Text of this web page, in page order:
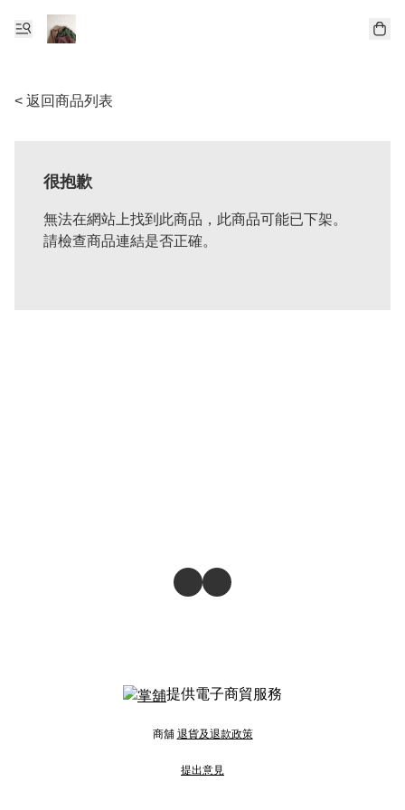
< 返回商品列表
很抱歉
無法在網站上找到此商品，此商品可能已下架。
請檢查商品連結是否正確。
提供電子商貿服務
商舖 退貨及退款政策
提出意見